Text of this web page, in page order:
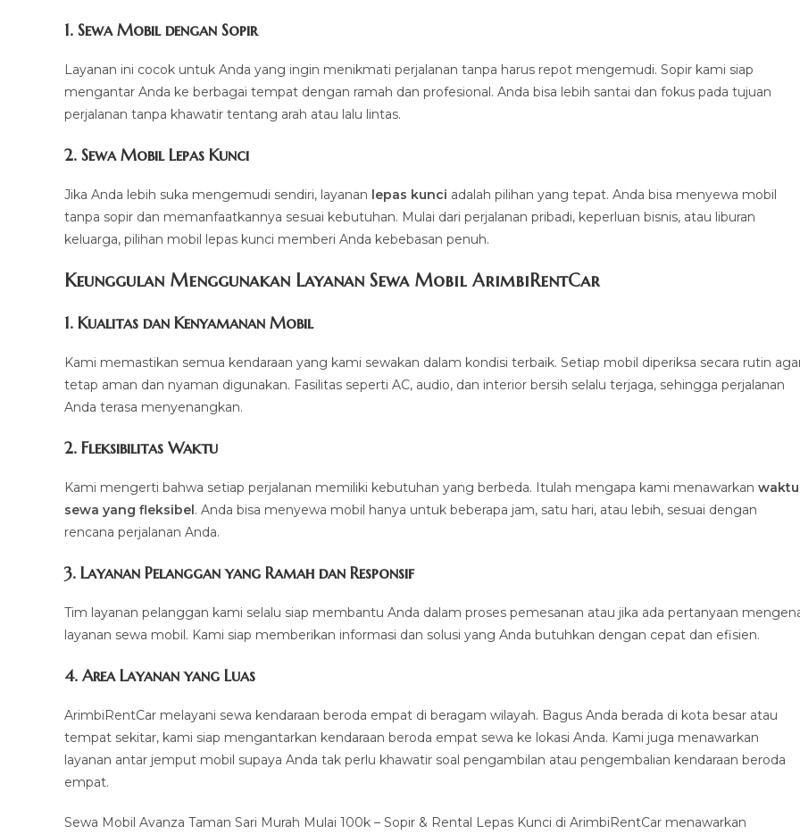
1. Sewa Mobil dengan Sopir
Layanan ini cocok untuk Anda yang ingin menikmati perjalanan tanpa harus repot mengemudi. Sopir kami siap
mengantar Anda ke berbagai tempat dengan ramah dan profesional. Anda bisa lebih santai dan fokus pada tujuan
perjalanan tanpa khawatir tentang arah atau lalu lintas.
2. Sewa Mobil Lepas Kunci
Jika Anda lebih suka mengemudi sendiri, layanan lepas kunci adalah pilihan yang tepat. Anda bisa menyewa mobil
tanpa sopir dan memanfaatkannya sesuai kebutuhan. Mulai dari perjalanan pribadi, keperluan bisnis, atau liburan
keluarga, pilihan mobil lepas kunci memberi Anda kebebasan penuh.
Keunggulan Menggunakan Layanan Sewa Mobil ArimbiRentCar
1. Kualitas dan Kenyamanan Mobil
Kami memastikan semua kendaraan yang kami sewakan dalam kondisi terbaik. Setiap mobil diperiksa secara rutin
tetap aman dan nyaman digunakan. Fasilitas seperti AC, audio, dan interior bersih selalu terjaga, sehingga perjalanan
Anda terasa menyenangkan.
2. Fleksibilitas Waktu
Kami mengerti bahwa setiap perjalanan memiliki kebutuhan yang berbeda. Itulah mengapa kami menawarkan waktu
sewa yang fleksibel. Anda bisa menyewa mobil hanya untuk beberapa jam, satu hari, atau lebih, sesuai dengan
rencana perjalanan Anda.
3. Layanan Pelanggan yang Ramah dan Responsif
Tim layanan pelanggan kami selalu siap membantu Anda dalam proses pemesanan atau jika ada pertanyaan
layanan sewa mobil. Kami siap memberikan informasi dan solusi yang Anda butuhkan dengan cepat dan efisien.
4. Area Layanan yang Luas
ArimbiRentCar melayani sewa kendaraan beroda empat di beragam wilayah. Bagus Anda berada di kota besar atau
tempat sekitar, kami siap mengantarkan kendaraan beroda empat sewa ke lokasi Anda. Kami juga menawarkan
layanan antar jemput mobil supaya Anda tak perlu khawatir soal pengambilan atau pengembalian kendaraan beroda
empat.
Sewa Mobil Avanza Taman Sari Murah Mulai 100k – Sopir & Rental Lepas Kunci di ArimbiRentCar menawarkan